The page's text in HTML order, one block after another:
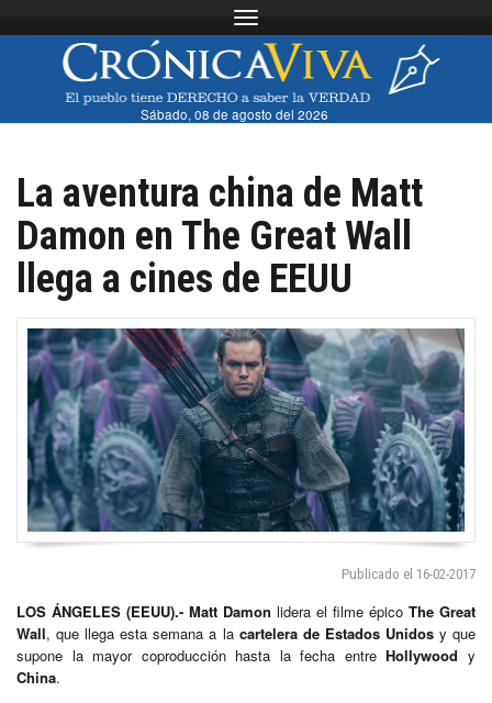
Toggle navigation
Sábado, 08 de agosto del 2026
La aventura china de Matt
Damon en The Great Wall
llega a cines de EEUU
Publicado el 16-02-2017
LOS ÁNGELES (EEUU).- Matt Damon lidera el filme épico The Great
Wall, que llega esta semana a la cartelera de Estados Unidosy que
supone la mayor coproducción hasta la fecha entreHollywood y
China.